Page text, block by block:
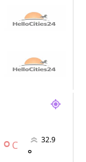
° C 32.9
°